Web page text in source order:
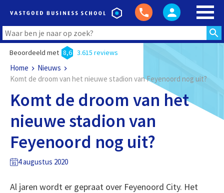
Beoordeeld met 8,6 3.615 reviews
Home
Nieuws
Komt de droom van het nieuwe stadion van Feyenoord nog uit?
Komt de droom van het
nieuwe stadion van
Feyenoord nog uit?
4 augustus 2020
Al jaren wordt er gepraat over Feyenoord City. Het